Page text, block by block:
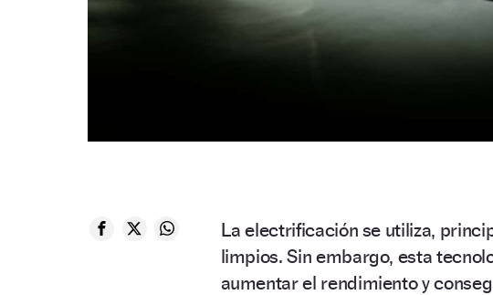
La electrificación se utiliza,
limpios. Sin embargo, esta
aumentar el rendimiento y